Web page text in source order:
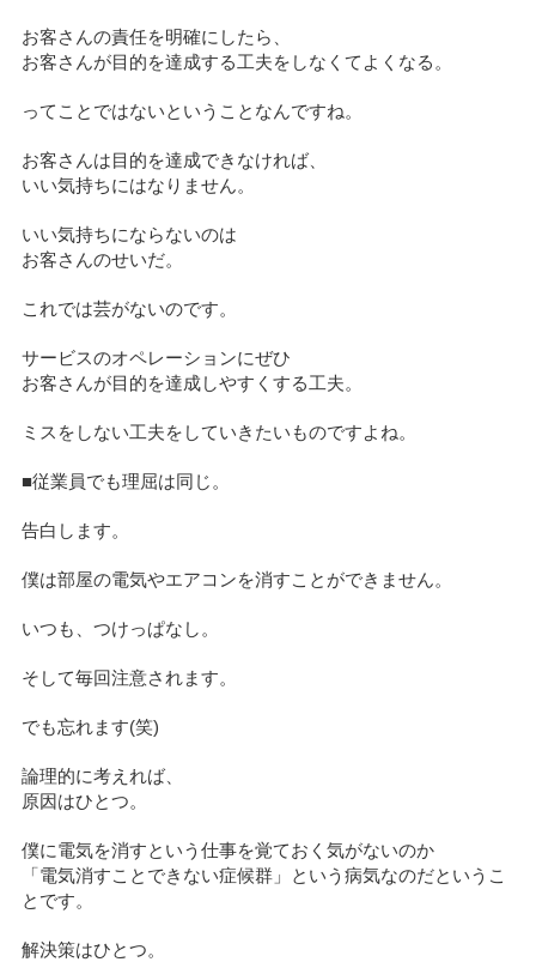
お客さんの責任を明確にしたら、
お客さんが目的を達成する工夫をしなくてよくなる。
ってことではないということなんですね。
お客さんは目的を達成できなければ、
いい気持ちにはなりません。
いい気持ちにならないのは
お客さんのせいだ。
これでは芸がないのです。
サービスのオペレーションにぜひ
お客さんが目的を達成しやすくする工夫。
ミスをしない工夫をしていきたいものですよね。
■従業員でも理屈は同じ。
告白します。
僕は部屋の電気やエアコンを消すことができません。
いつも、つけっぱなし。
そして毎回注意されます。
でも忘れます(笑)
論理的に考えれば、
原因はひとつ。
僕に電気を消すという仕事を覚ておく気がないのか
「電気消すことできない症候群」という病気なのだというこ
とです。
解決策はひとつ。